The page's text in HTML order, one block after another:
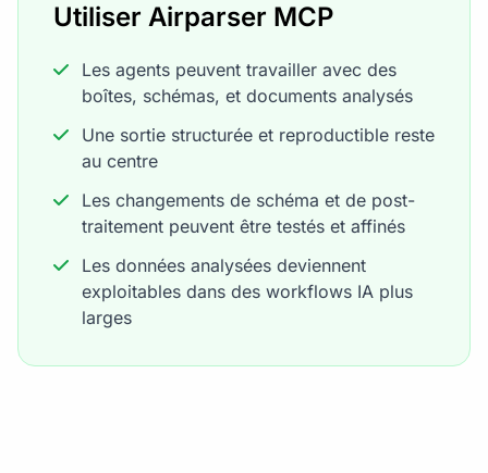
Utiliser Airparser MCP
Les agents peuvent travailler avec des
boîtes, schémas, et documents analysés
Une sortie structurée et reproductible reste
au centre
Les changements de schéma et de post-
traitement peuvent être testés et affinés
Les données analysées deviennent
exploitables dans des workflows IA plus
larges